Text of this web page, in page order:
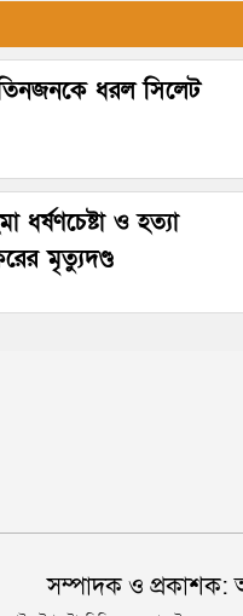
ধরল সিলেট
ধর্ষণচেষ্টা ও হত্যা
মৃত্যুদণ্ড
সম্পাদক ও প্রকাশক: